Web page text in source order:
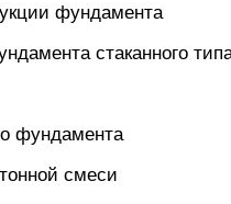
фундамента
стаканного
фундамента
смеси